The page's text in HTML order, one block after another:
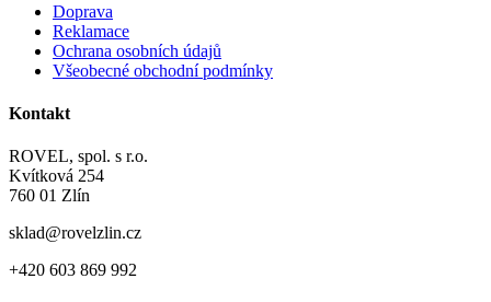
Doprava
Reklamace
Ochrana osobních údajů
Všeobecné obchodní podmínky
Kontakt
ROVEL, spol. s r.o.
Kvítková 254
760 01 Zlín
sklad@rovelzlin.cz
+420 603 869 992